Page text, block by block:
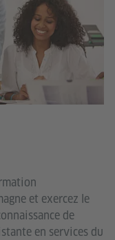
et exercez le
de
en services du